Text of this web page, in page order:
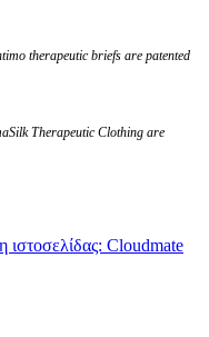
therapeutic briefs are patented
Therapeutic Clothing are
ιστοσελίδας: Cloudmate